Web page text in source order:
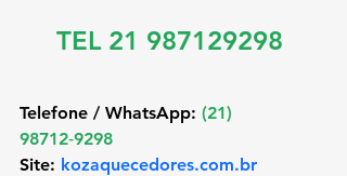
TEL 21 987129298
Telefone / WhatsApp: (21)
98712‑9298
Site: kozaquecedores.com.br